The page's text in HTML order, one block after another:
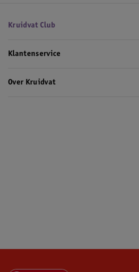
Kruidvat Club
Klantenservice
Over Kruidvat